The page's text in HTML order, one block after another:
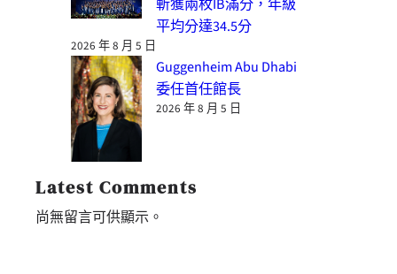
斬獲兩枚IB滿分，年級
平均分達34.5分
2026 年 8 月 5 日
Guggenheim Abu Dhabi
委任首任館長
2026 年 8 月 5 日
Latest Comments
尚無留言可供顯示。